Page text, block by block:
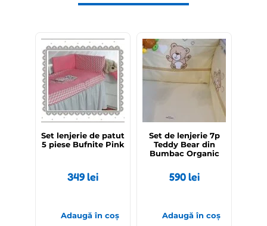
Set lenjerie de patut
5 piese Bufnite Pink
349lei
Adaugă în coș
Set de lenjerie 7p
Teddy Bear din
Bumbac Organic
590lei
Adaugă în coș